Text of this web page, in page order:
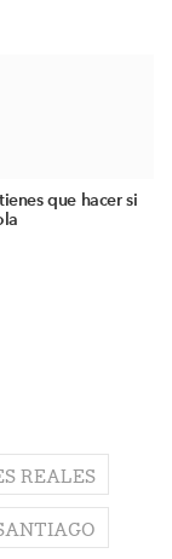
que hacer si
REALES